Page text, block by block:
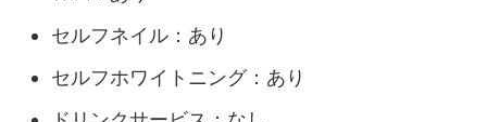
セルフネイル：あり
セルフホワイトニング：あり